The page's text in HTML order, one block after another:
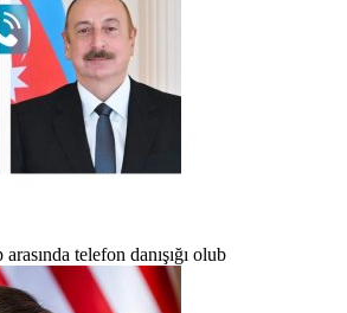
telefon danışığı olub